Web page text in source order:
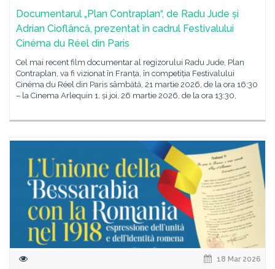
Documentarul „Plan Contraplan“, de Radu Jude și
Adrian Cioflâncă, prezentat în cadrul Festivalului
Cinéma du Réel din Paris
Cel mai recent film documentar al regizorului Radu Jude, Plan
Contraplan, va fi vizionat în Franța, în competiția Festivalului
Cinéma du Réel din Paris sâmbătă, 21 martie 2026, de la ora 16:30
– la Cinema Arlequin 1, și joi, 26 martie 2026, de la ora 13:30,
18 Mar 2026